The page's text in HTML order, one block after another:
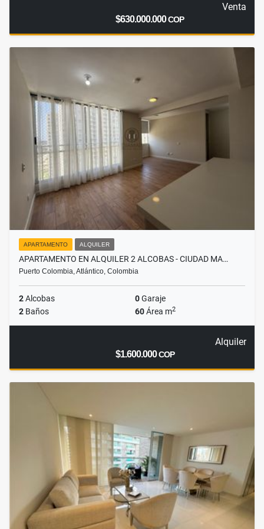
Venta
$630.000.000COP
APARTAMENTO ALQUILER
APARTAMENTO EN ALQUILER 2 ALCOBAS - CIUDAD MA…
Puerto Colombia, Atlántico, Colombia
2Alcobas 0Garaje
2 Baños 60Área m2
Alquiler
$1.600.000COP